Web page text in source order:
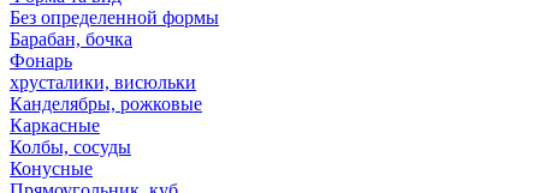
Без определенной формы
Барабан, бочка
Фонарь
хрусталики, висюльки
Канделябры, рожковые
Каркасные
Колбы, сосуды
Конусные